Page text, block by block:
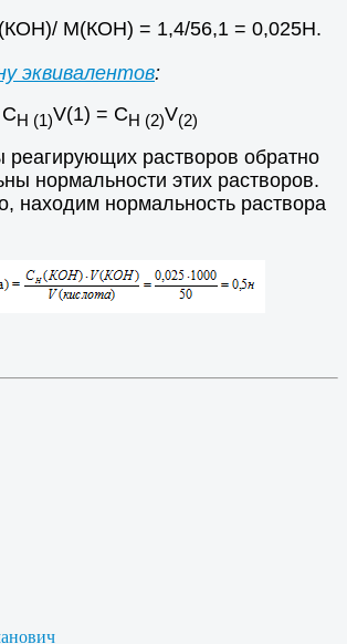
М(КОН) = 1,4/56,1 = 0,025Н.
эквивалентов:
СН (1)V(1) = СН (2)V(2)
реагирующих растворов обратно
нормальности этих растворов.
находим нормальность раствора